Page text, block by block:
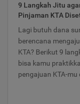
9 Langkah Jitu
Pinjaman KTA
Lagi butuh dana
berencana
KTA? Berikut 9
bisa kamu
pengajuan KTA-mu